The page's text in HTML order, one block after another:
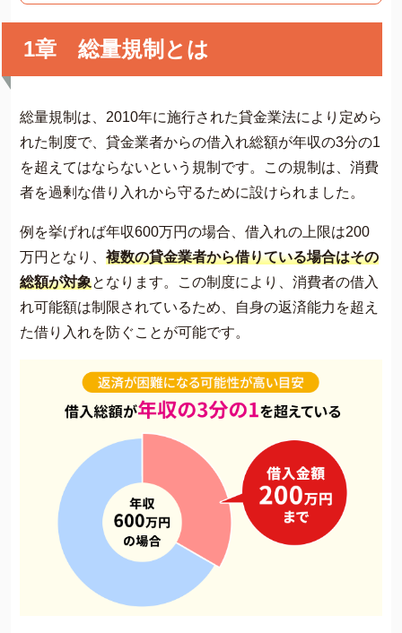
1章 総量規制とは
総量規制は、2010年に施行された貸金業法により定めら
れた制度で、貸金業者からの借入れ総額が年収の3分の1
を超えてはならないという規制です。この規制は、消費
者を過剰な借り入れから守るために設けられました​​。
例を挙げれば年収600万円の場合、借入れの上限は200
万円となり、 複数の貸金業者から借りている場合はその
総額が対象となります。この制度により、消費者の借入
れ可能額は制限されているため、自身の返済能力を超え
た借り入れを防ぐことが可能です​​。